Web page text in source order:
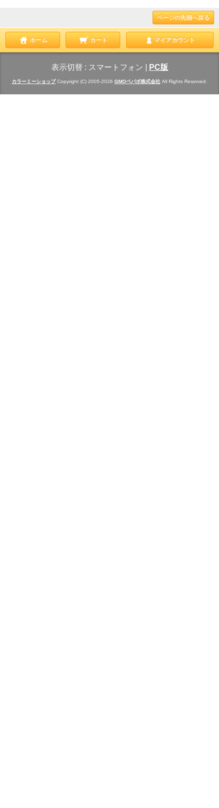
ページの先頭へ戻る
ホーム カート マイアカウント
表示切替 : スマートフォン PC版
カラーミーショップCopyright (C) 2005-2026 GMOペパボ株式会社 All Rights Reserved.